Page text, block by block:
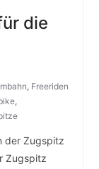
die
, Freeriden
,
der Zugspitz
Zugspitz